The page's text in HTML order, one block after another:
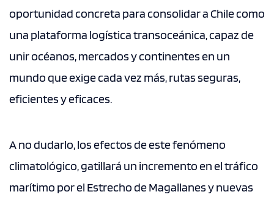
oportunidad concreta para consolidar a Chile como
una plataforma logística transoceánica, capaz de
unir océanos, mercados y continentes en un
mundo que exige cada vez más, rutas seguras,
eficientes y eficaces.
A no dudarlo, los efectos de este fenómeno
climatológico, gatillará un incremento en el tráfico
marítimo por el Estrecho de Magallanes y nuevas